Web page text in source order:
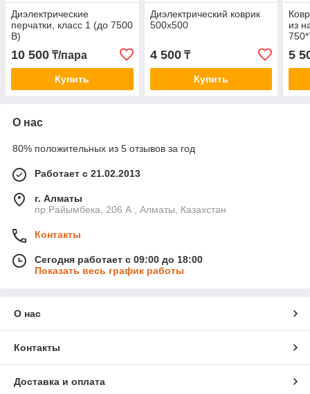
Диэлектрические
перчатки, класс 1 (до 7500
В)
10 500 ₸/пара
Купить
Диэлектрический коврик
500х500
4 500₸
Купить
из
5
О нас
80% положительных из 5 отзывов за год
Работает с 21.02.2013
г. Алматы
пр.Райымбека, 206 А , Алматы, Казахстан
Контакты
Сегодня работает с 09:00 до 18:00
Показать весь график работы
О нас
Контакты
Доставка и оплата